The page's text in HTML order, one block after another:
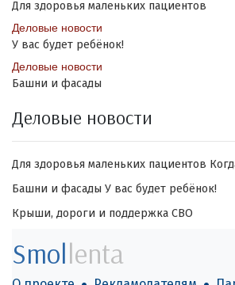
Для здоровья маленьких пациентов
Деловые новости
У вас будет ребёнок!
Деловые новости
Башни и фасады
Деловые новости
Для здоровья маленьких пациентов
Башни и фасады У вас будет ребёнок!
Крыши, дороги и поддержка СВО
Smollenta